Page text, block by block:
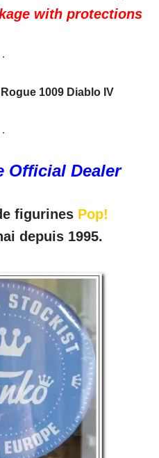
with protections
.
1009 Diablo IV
.
Official Dealer
figurines Pop!
depuis 1995.